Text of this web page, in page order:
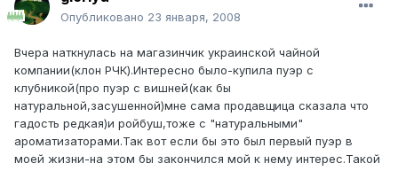
Опубликовано 23 января, 2008
Вчера наткнулась на магазинчик украинской чайной
компании(клон РЧК).Интересно было-купила пуэр с
клубникой(про пуэр с вишней(как бы
натуральной,засушенной)мне сама продавщица сказала что
гадость редкая)и ройбуш,тоже с "натуральными"
ароматизаторами.Так вот если бы это был первый пуэр в
моей жизни-на этом бы закончился мой к нему интерес.Такой